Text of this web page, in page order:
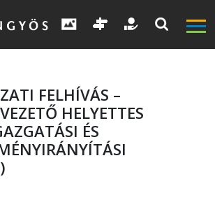
FELHÍVÁS –
HELYETTES
ÉS